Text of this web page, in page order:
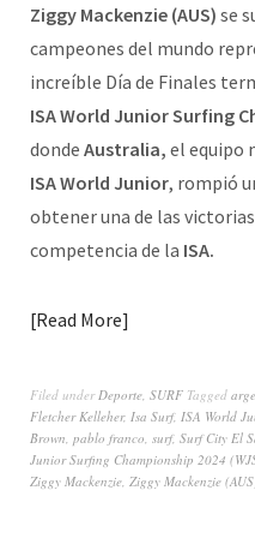
Ziggy Mackenzie (AUS) se
campeones del mundo
increíble Día de Finales
ISA World Junior Surfing
donde Australia, el equipo
ISA World Junior, rompió
obtener una de las
competencia de la ISA.
Read More
Filed under Deporte SURF Tagged
Fletcher Kelleher, Isa Surf, ISA World
Brown pablo franco surf, Surf City El
Junior Surfing Championship 2024
Ziggy Mackenzie Ziggy Mackenzie